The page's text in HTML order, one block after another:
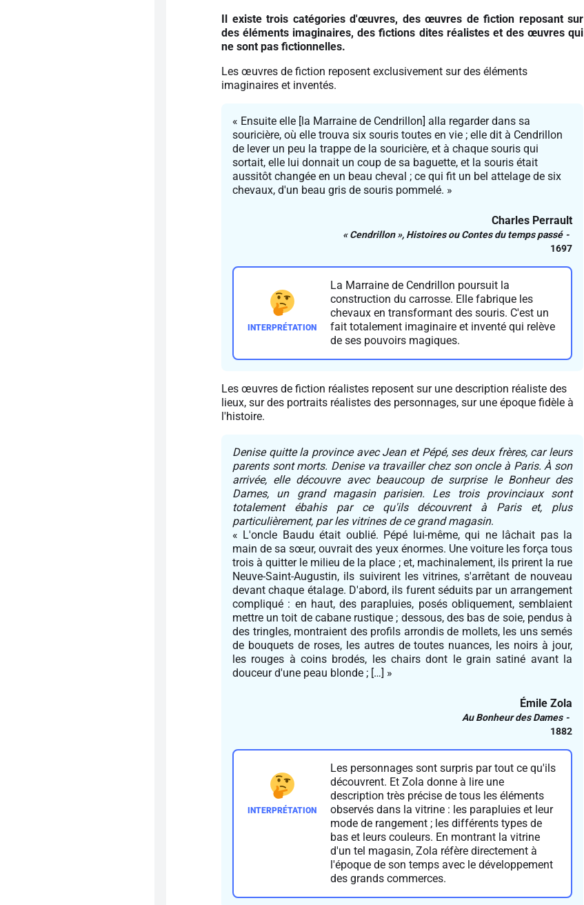
Il existe trois catégories d'œuvres, des œuvres de fiction reposant sur
des éléments imaginaires, des fictions dites réalistes et des œuvres qui
ne sont pas fictionnelles.
Les œuvres de fiction reposent exclusivement sur des éléments
imaginaires et inventés.
« Ensuite elle [la Marraine de Cendrillon] alla regarder dans sa
souricière, où elle trouva six souris toutes en vie ; elle dit à Cendrillon
de lever un peu la trappe de la souricière, et à chaque souris qui
sortait, elle lui donnait un coup de sa baguette, et la souris était
aussitôt changée en un beau cheval ; ce qui fit un bel attelage de six
chevaux, d'un beau gris de souris pommelé. »
Charles Perrault
« Cendrillon », Histoires ou Contes du temps passé
1697
La Marraine de Cendrillon poursuit la
construction du carrosse. Elle fabrique les
chevaux en transformant des souris. C'est un
fait totalement imaginaire et inventé qui relève
de ses pouvoirs magiques.
Les œuvres de fiction réalistes reposent sur une description réaliste des
lieux, sur des portraits réalistes des personnages, sur une époque fidèle à
l'histoire.
Denise quitte la province avec Jean et Pépé, ses deux frères, car leurs
parents sont morts. Denise va travailler chez son oncle à Paris. À son
arrivée, elle découvre avec beaucoup de surprise le Bonheur des
Dames, un grand magasin parisien. Les trois provinciaux sont
totalement ébahis par ce qu'ils découvrent à Paris et, plus
particulièrement, par les vitrines de ce grand magasin.
« L'oncle Baudu était oublié. Pépé lui-même, qui ne lâchait pas la
main de sa sœur, ouvrait des yeux énormes. Une voiture les força tous
trois à quitter le milieu de la place ; et, machinalement, ils prirent la rue
Neuve-Saint-Augustin, ils suivirent les vitrines, s'arrêtant de nouveau
devant chaque étalage. D'abord, ils furent séduits par un arrangement
compliqué : en haut, des parapluies, posés obliquement, semblaient
mettre un toit de cabane rustique ; dessous, des bas de soie, pendus à
des tringles, montraient des profils arrondis de mollets, les uns semés
de bouquets de roses, les autres de toutes nuances, les noirs à jour,
les rouges à coins brodés, les chairs dont le grain satiné avant la
douceur d'une peau blonde ; […] »
Émile Zola
Au Bonheur des Dames
1882
Les personnages sont surpris par tout ce qu'ils
découvrent. Et Zola donne à lire une
description très précise de tous les éléments
observés dans la vitrine : les parapluies et leur
mode de rangement ; les différents types de
bas et leurs couleurs. En montrant la vitrine
d'un tel magasin, Zola réfère directement à
l'époque de son temps avec le développement
des grands commerces.